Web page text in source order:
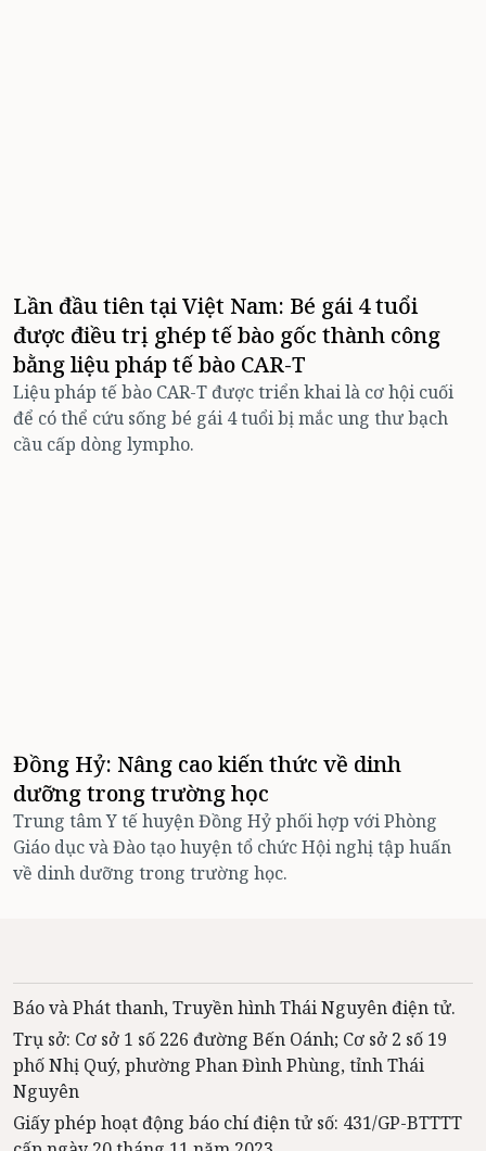
Lần đầu tiên tại Việt Nam: Bé gái 4 tuổi
được điều trị ghép tế bào gốc thành công
bằng liệu pháp tế bào CAR-T
Liệu pháp tế bào CAR-T được triển khai là cơ hội cuối
để có thể cứu sống bé gái 4 tuổi bị mắc ung thư bạch
cầu cấp dòng lympho.
Đồng Hỷ: Nâng cao kiến thức về dinh
dưỡng trong trường học
Trung tâm Y tế huyện Đồng Hỷ phối hợp với Phòng
Giáo dục và Đào tạo huyện tổ chức Hội nghị tập huấn
về dinh dưỡng trong trường học.
Báo và Phát thanh, Truyền hình Thái Nguyên điện tử.
Trụ sở: Cơ sở 1 số 226 đường Bến Oánh; Cơ sở 2 số 19
phố Nhị Quý, phường Phan Đình Phùng, tỉnh Thái
Nguyên
Giấy phép hoạt động báo chí điện tử số: 431/GP-BTTTT